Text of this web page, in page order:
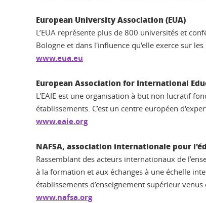
European University Association (EUA)
L’EUA représente plus de 800 universités et
Bologne et dans l'influence qu'elle exerce sur
www.eua.eu
European Association for International
L'EAIE est une organisation à but non lucratif
établissements. C’est un centre européen
www.eaie.org
NAFSA, association internationale pour
Rassemblant des acteurs internationaux de
à la formation et aux échanges à une échelle
établissements d’enseignement supérieur
www.nafsa.org